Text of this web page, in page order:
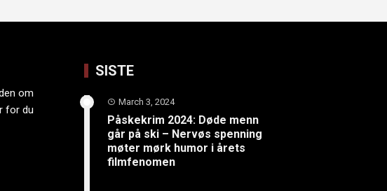
om
for du
SISTE
March 3, 2024
Påskekrim 2024: Døde menn
går på ski – Nervøs spenning
møter mørk humor i årets
filmfenomen